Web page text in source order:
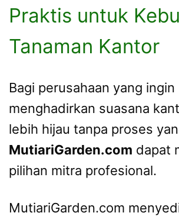
Praktis untuk
Tanaman Kantor
Bagi perusahaan yang ingin
menghadirkan suasana
lebih hijau tanpa proses
MutiariGarden.com dapat
pilihan mitra profesional.
MutiariGarden.com